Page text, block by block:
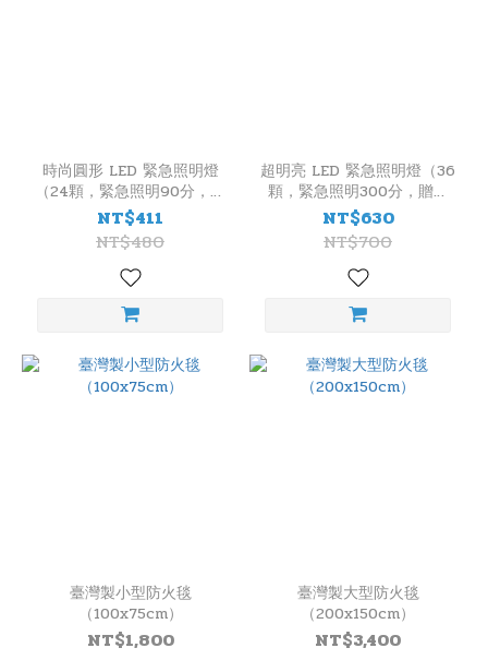
時尚圓形 LED 緊急照明燈
（24顆，緊急照明90分，贈
吸頂片）
NT$411
NT$480
超明亮 LED 緊急照明燈（36
顆，緊急照明300分，贈吸
頂片）
NT$630
NT$700
臺灣製小型防火毯
（100x75cm）
NT$1,800
臺灣製大型防火毯
（200x150cm）
NT$3,400